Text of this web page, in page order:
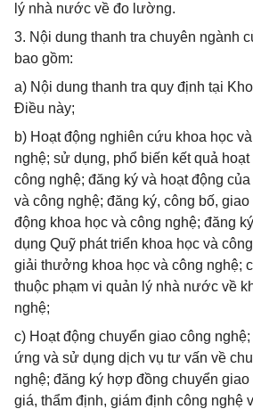
lý nhà nước về đo lường.
3. Nội dung thanh tra chuyên ngành
bao gồm:
a) Nội dung thanh tra quy định tại
Điều này;
b) Hoạt động nghiên cứu khoa học
nghệ; sử dụng, phổ biến kết quả
công nghệ; đăng ký và hoạt động
và công nghệ; đăng ký, công bố,
động khoa học và công nghệ; đăng
dụng Quỹ phát triển khoa học và
giải thưởng khoa học và công nghệ;
thuộc phạm vi quản lý nhà nước về
nghệ;
c) Hoạt động chuyển giao công
ứng và sử dụng dịch vụ tư vấn về
nghệ; đăng ký hợp đồng chuyển
giá, thẩm định, giám định công nghệ